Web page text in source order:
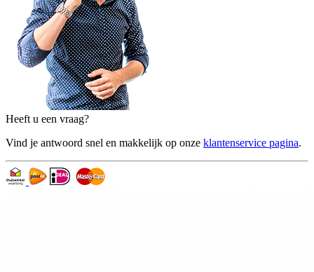
Heeft u een vraag?
Vind je antwoord snel en makkelijk op onze klantenservice pagina.